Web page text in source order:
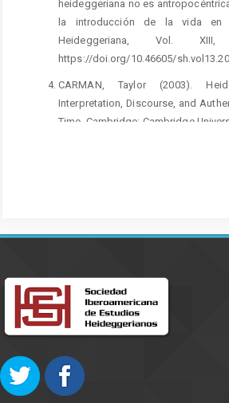
heideggeriana no es
la introducción de la vida en
Heideggeriana, Vol.
https://doi.org/10.46605/
CARMAN, Taylor (2003).
Interpretation, Discourse, and
Time. Cambridge: Cambridge
CIMINO, Antonio (2013).
Heideggers performative
FREDE, Dorothea (2013). Zum
Seinsverstehen, en D. Thomä
Handbuch. Stuttgart/Weimar: J.B.
GUTSCHMIDT, Rico/SCHMIDT,
Heidegger – Kritik der
Welt und Sein.